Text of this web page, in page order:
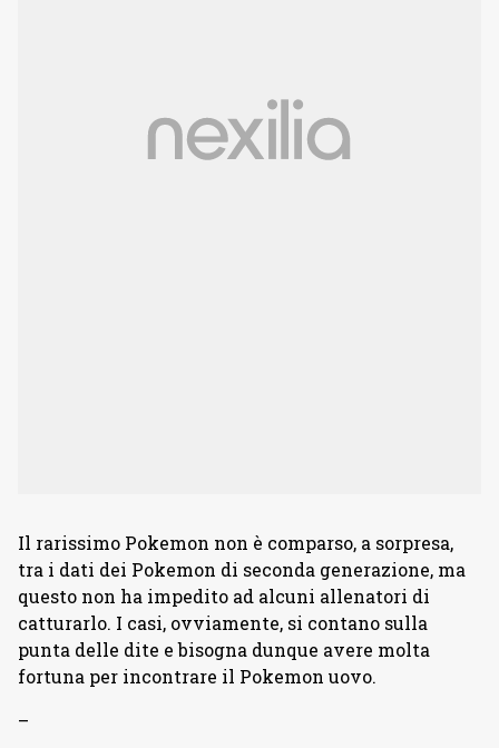
Il rarissimo Pokemon non è comparso, a sorpresa,
tra i dati dei Pokemon di seconda generazione, ma
questo non ha impedito ad alcuni allenatori di
catturarlo. I casi, ovviamente, si contano sulla
punta delle dite e bisogna dunque avere molta
fortuna per incontrare il Pokemon uovo.
–